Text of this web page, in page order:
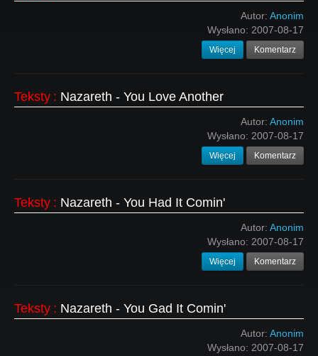
Autor: Anonim
Wysłano: 2007-08-17
Więcej Komentarz
Teksty : Nazareth - You Love Another
Autor: Anonim
Wysłano: 2007-08-17
Więcej Komentarz
Teksty : Nazareth - You Had It Comin'
Autor: Anonim
Wysłano: 2007-08-17
Więcej Komentarz
Teksty : Nazareth - You Gad It Comin'
Autor: Anonim
Wysłano: 2007-08-17